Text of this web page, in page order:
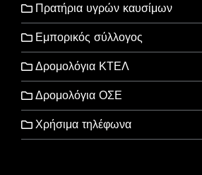
Πρατήρια υγρών καυσίμων
Εμπορικός σύλλογος
Δρομολόγια ΚΤΕΛ
Δρομολόγια ΟΣΕ
Χρήσιμα τηλέφωνα